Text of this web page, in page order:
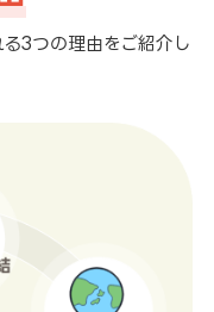
3つの理由をご紹介し